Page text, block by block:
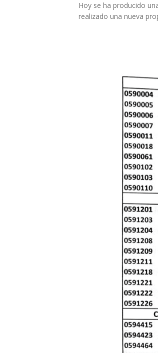
Hoy se ha producido
realizado una nueva